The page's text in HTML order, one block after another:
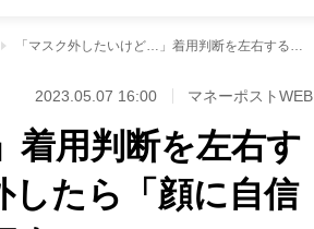
「マスク外したいけど…」着用判断を左右する周囲の視線 一足先に外したら「顔に自信あるんじゃない？」と陰口も
2023.05.07 16:00 マネーポストWEB
着用判断を左右す
たら「顔に自信